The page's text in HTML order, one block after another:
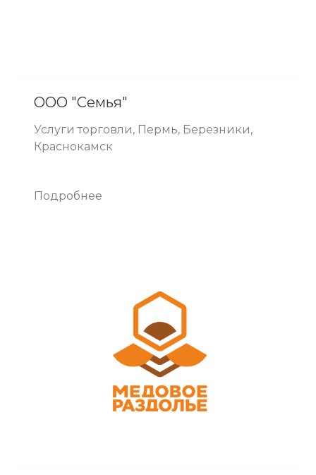
ООО "Семья"
Услуги торговли, Пермь, Березники,
Краснокамск
Подробнее